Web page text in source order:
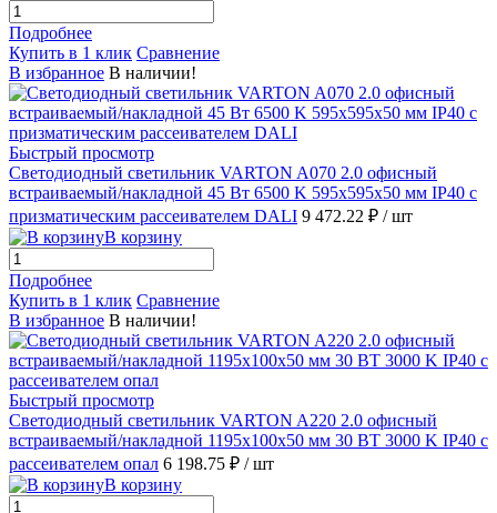
Подробнее
Купить в 1 клик Сравнение
В избранное В наличии!
Быстрый просмотр
Светодиодный светильник VARTON A070 2.0 офисный
встраиваемый/накладной 45 Вт 6500 K 595х595х50 мм IP40 с
призматическим рассеивателем DALI 9 472.22 ₽ / шт
В корзину
Подробнее
Купить в 1 клик Сравнение
В избранное В наличии!
Быстрый просмотр
Светодиодный светильник VARTON A220 2.0 офисный
встраиваемый/накладной 1195х100х50 мм 30 ВТ 3000 K IP40 с
рассеивателем опал 6 198.75 ₽ / шт
В корзину